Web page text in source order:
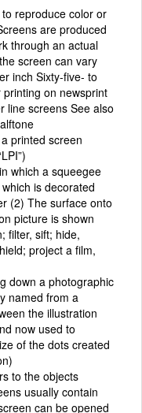
reproduce color or
are produced
through an actual
screen can vary
inch Sixty-five- to
on newsprint
line screens See also
printed screen
which a squeegee
is decorated
(2) The surface onto
picture is shown
filter, sift; hide,
project a film,
down a photographic
named from a
the illustration
now used to
of the dots created
to the objects
usually contain
can be opened